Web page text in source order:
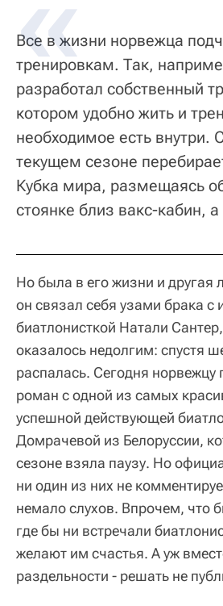
Все в жизни норвежца
тренировкам. Так,
разработал собственный
котором удобно жить и
необходимое есть внутри.
текущем сезоне
Кубка мира, размещаясь
стоянке близ вакс-кабин,
Но была в его жизни и другая
он связал себя узами брака с
биатлонисткой Натали
оказалось недолгим: спустя
распалась. Сегодня
роман с одной из самых
успешной действующей
Домрачевой из Белоруссии,
сезоне взяла паузу. Но
ни один из них не
немало слухов. Впрочем, что
где бы ни встречали
желают им счастья. А уж
раздельности - решать не